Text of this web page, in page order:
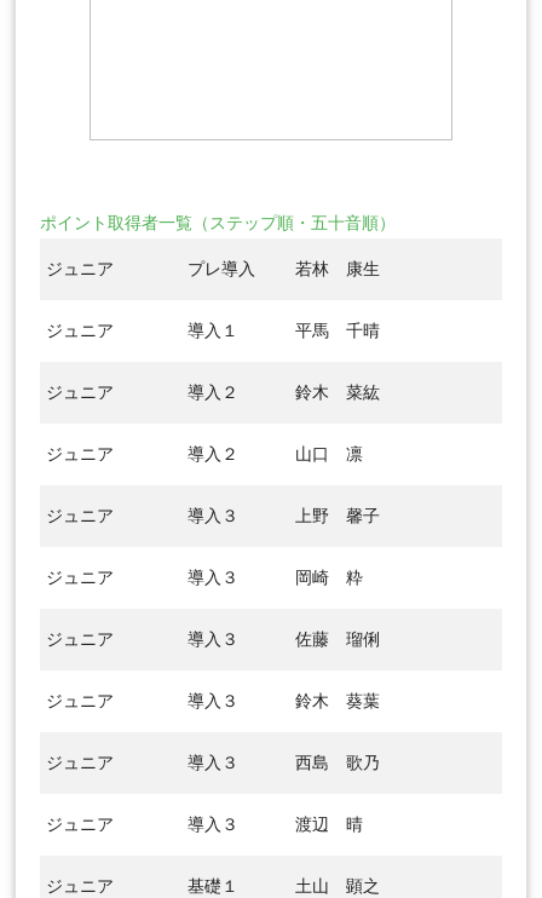
ポイント取得者一覧（ステップ順・五十音順）
ジュニア プレ導入 若林 康生
ジュニア 導入１ 平馬 千晴
ジュニア 導入２ 鈴木 菜紘
ジュニア 導入２ 山口 凛
ジュニア 導入３ 上野 馨子
ジュニア 導入３ 岡崎 粋
ジュニア 導入３ 佐藤 瑠俐
ジュニア 導入３ 鈴木 葵葉
ジュニア 導入３ 西島 歌乃
ジュニア 導入３ 渡辺 晴
ジュニア 基礎１ 土山 顕之